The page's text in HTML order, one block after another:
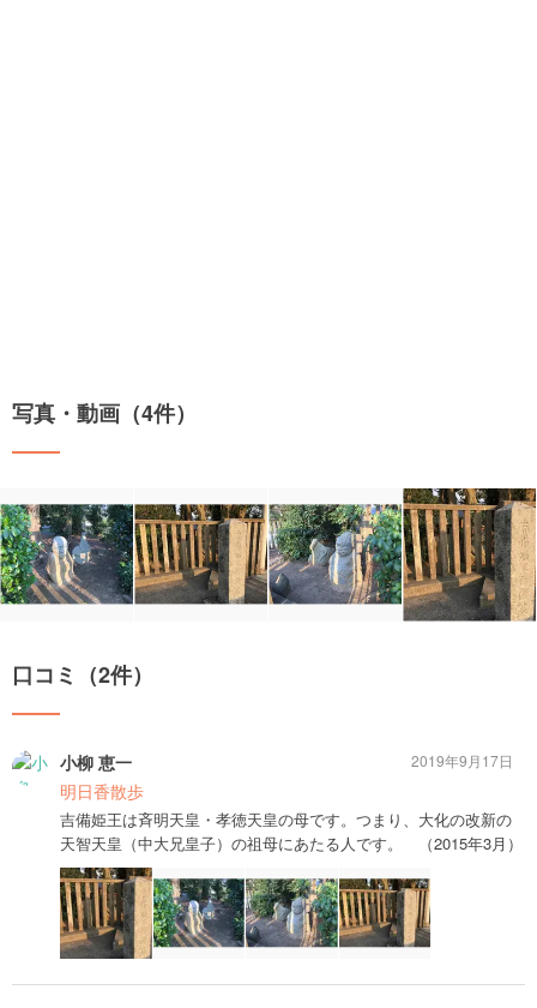
写真・動画（4件）
口コミ（2件）
小柳 恵一
明日香散歩
吉備姫王は斉明天皇・孝徳天皇の母です。つまり、大化の改新の
天智天皇（中大兄皇子）の祖母にあたる人です。 （2015年3月）
2019年9月17日